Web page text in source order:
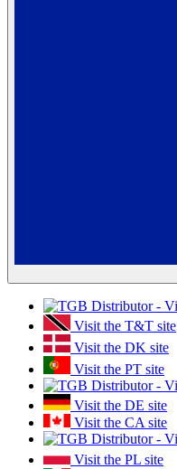
Visit the T&T site
Visit the DK site
Visit the PT site
Visit the DE site
Visit the CA site
Visit the PL site